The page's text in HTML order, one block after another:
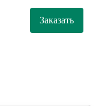
Заказать